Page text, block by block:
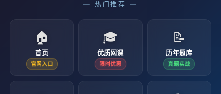
— 热门推荐 —
🏠
首页
官网入口
🎓
优质网课
限时优惠
📝
历年题库
真题实战